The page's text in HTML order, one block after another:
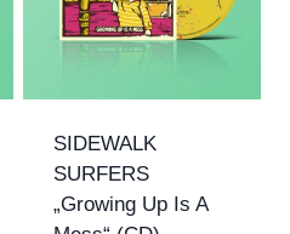
SIDEWALK
SURFERS
„Growing Up Is A